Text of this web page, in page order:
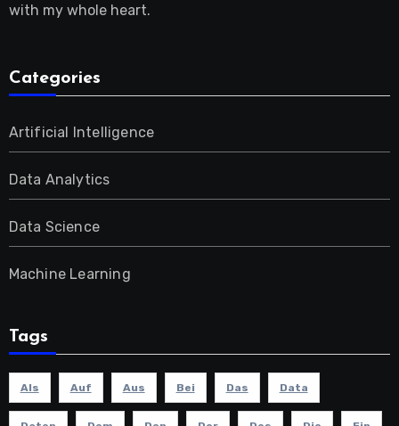
with my whole heart.
Categories
Artificial Intelligence
Data Analytics
Data Science
Machine Learning
Tags
Als Auf Aus Bei Das Data